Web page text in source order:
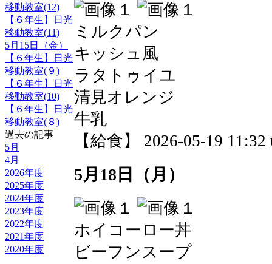
移動教室(12)
【６年生】日光
移動教室(11)
5月15日（金）
【６年生】日光
移動教室(９)
【６年生】日光
移動教室(10)
【６年生】日光
移動教室(８)
過去の記事
5月
4月
2026年度
2025年度
2024年度
2023年度
2022年度
2021年度
2020年度
ミルクパン
キッシュ風
ラタトゥイユ
清見オレンジ
牛乳
【給食】 2026-05-19 11:32
5月18日（月）
ホイコーロー丼
ビーフンスープ